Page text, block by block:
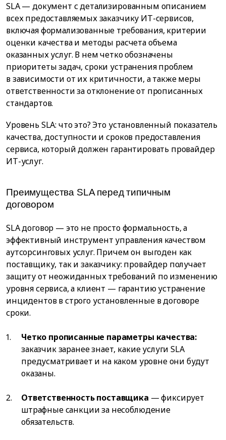
SLA — документ с детализированным описанием
всех предоставляемых заказчику ИТ-сервисов,
включая формализованные требования, критерии
оценки качества и методы расчета объема
оказанных услуг. В нем четко обозначены
приоритеты задач, сроки устранения проблем
в зависимости от их критичности, а также меры
ответственности за отклонение от прописанных
стандартов.
Уровень SLA: что это? Это установленный показатель
качества, доступности и сроков предоставления
сервиса, который должен гарантировать провайдер
ИТ-услуг.
Преимущества SLA перед типичным
договором
SLA договор — это не просто формальность, а
эффективный инструмент управления качеством
аутсорсинговых услуг. Причем он выгоден как
поставщику, так и заказчику: провайдер получает
защиту от неожиданных требований по изменению
уровня сервиса, а клиент — гарантию устранение
инцидентов в строго установленные в договоре
сроки.
Четко прописанные параметры качества:
заказчик заранее знает, какие услуги SLA
предусматривает и на каком уровне они будут
оказаны.
Ответственность поставщика — фиксирует
штрафные санкции за несоблюдение
обязательств.